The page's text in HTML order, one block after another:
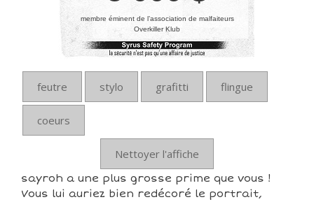
membre éminent de l’association de malfaiteurs
Overkiller Klub
feutre stylo grafitti flingue
coeurs
Nettoyer l'affiche
sayroh a une plus grosse prime que vous !
Vous lui auriez bien redécoré le portrait,